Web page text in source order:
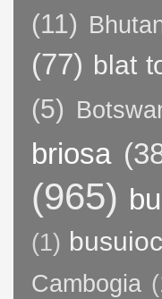
(11)
(77) blat
(5)
briosa
(965)
(1) busuioc
Cambogia